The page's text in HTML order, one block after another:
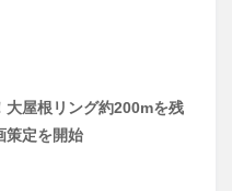
大屋根リング約200mを残
策定を開始